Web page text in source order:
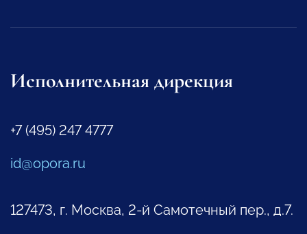
Исполнительная дирекция
+7 (495) 247 4777
id@opora.ru
127473, г. Москва, 2-й Самотечный пер., д.7.